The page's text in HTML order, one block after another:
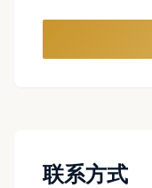
联系方式